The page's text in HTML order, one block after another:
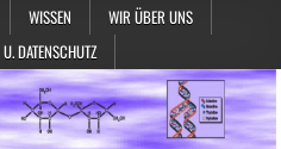
WISSEN
WIR ÜBER UNS
DATENSCHUTZ